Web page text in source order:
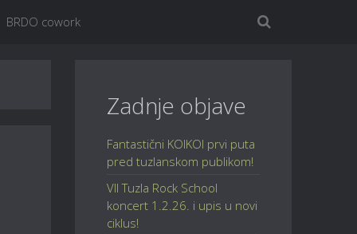
BRDO cowork
Zadnje objave
Fantastični KOIKOI prvi puta
pred tuzlanskom publikom!
VII Tuzla Rock School
koncert 1.2.26. i upis u novi
ciklus!